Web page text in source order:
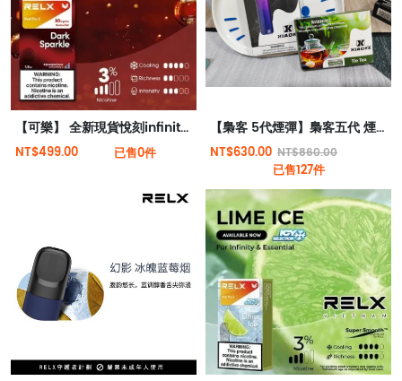
【可樂】 全新現貨悅刻infinity 2六代煙彈(煙彈x1)(通用Relx 4, 5代主機)
NT$499.00 已售0件
【梟客 5代煙彈】梟客五代 煙彈L通用悅刻Relx 6代 ILIA五代 市場所有五代六代
NT$630.00 NT$860.00
已售127件